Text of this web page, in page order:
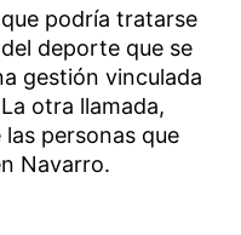
podría tratarse
deporte que se
gestión vinculada
otra llamada,
personas que
Navarro.